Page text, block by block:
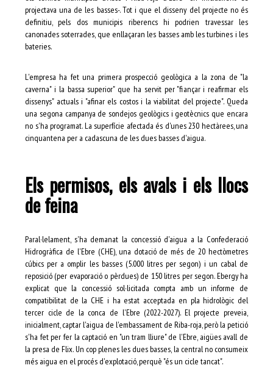
projectava una de les basses-. Tot i que el disseny del projecte no és
definitiu, pels dos municipis riberencs hi podrien travessar les
canonades soterrades, que enllaçaran les basses amb les turbines i les
bateries.
L'empresa ha fet una primera prospecció geològica a la zona de "la
caverna" i la bassa superior" que ha servit per "fiançar i reafirmar els
dissenys" actuals i "afinar els costos i la viabilitat del projecte". Queda
una segona campanya de sondejos geològics i geotècnics que encara
no s'ha programat. La superfície afectada és d'unes 230 hectàrees, una
cinquantena per a cadascuna de les dues basses d'aigua.
Els permisos, els avals i els llocs
de feina
Paral·lelament, s'ha demanat la concessió d'aigua a la Confederació
Hidrogràfica de l'Ebre (CHE), una dotació de més de 20 hectòmetres
cúbics per a omplir les basses (5.000 litres per segon) i un cabal de
reposició (per evaporació o pèrdues) de 150 litres per segon. Ebergy ha
explicat que la concessió sol·licitada compta amb un informe de
compatibilitat de la CHE i ha estat acceptada en pla hidrològic del
tercer cicle de la conca de l'Ebre (2022-2027). El projecte preveia,
inicialment, captar l'aigua de l'embassament de Riba-roja, però la petició
s'ha fet per fer la captació en "un tram lliure" de l'Ebre, aigües avall de
la presa de Flix. Un cop plenes les dues basses, la central no consumeix
més aigua en el procés d'explotació, perquè "és un cicle tancat".